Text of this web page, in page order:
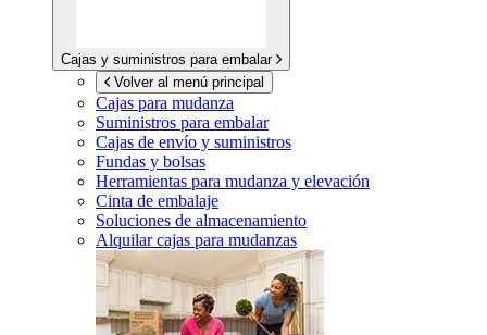
Cajas y suministros para embalar
Volver al menú principal
Cajas para mudanza
Suministros para embalar
Cajas de envío y suministros
Fundas y bolsas
Herramientas para mudanza y elevación
Cinta de embalaje
Soluciones de almacenamiento
Alquilar cajas para mudanzas